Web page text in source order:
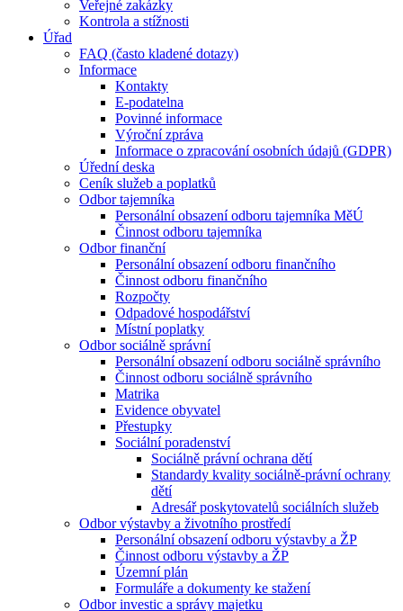
Veřejné zakázky
Kontrola a stížnosti
Úřad
FAQ (často kladené dotazy)
Informace
Kontakty
E-podatelna
Povinné informace
Výroční zpráva
Informace o zpracování osobních údajů (GDPR)
Úřední deska
Ceník služeb a poplatků
Odbor tajemníka
Personální obsazení odboru tajemníka MěÚ
Činnost odboru tajemníka
Odbor finanční
Personální obsazení odboru finančního
Činnost odboru finančního
Rozpočty
Odpadové hospodářství
Místní poplatky
Odbor sociálně správní
Personální obsazení odboru sociálně správního
Činnost odboru sociálně správního
Matrika
Evidence obyvatel
Přestupky
Sociální poradenství
Sociálně právní ochrana dětí
Standardy kvality sociálně-právní ochrany
dětí
Adresář poskytovatelů sociálních služeb
Odbor výstavby a životního prostředí
Personální obsazení odboru výstavby a ŽP
Činnost odboru výstavby a ŽP
Územní plán
Formuláře a dokumenty ke stažení
Odbor investic a správy majetku